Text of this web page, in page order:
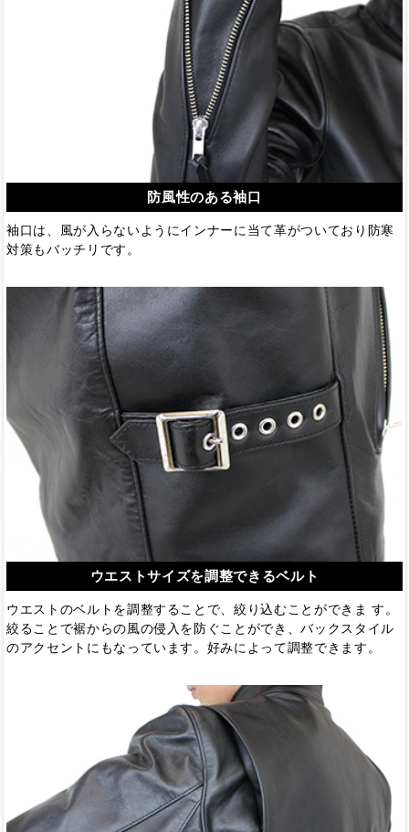
防風性のある袖口
袖口は、風が入らないようにインナーに当て革がついており防寒
対策もバッチリです。
ウエストサイズを調整できるベルト
ウエストのベルトを調整することで、絞り込むことができま す。
絞ることで裾からの風の侵入を防ぐことができ、バックスタイル
のアクセントにもなっています。好みによって調整できます。